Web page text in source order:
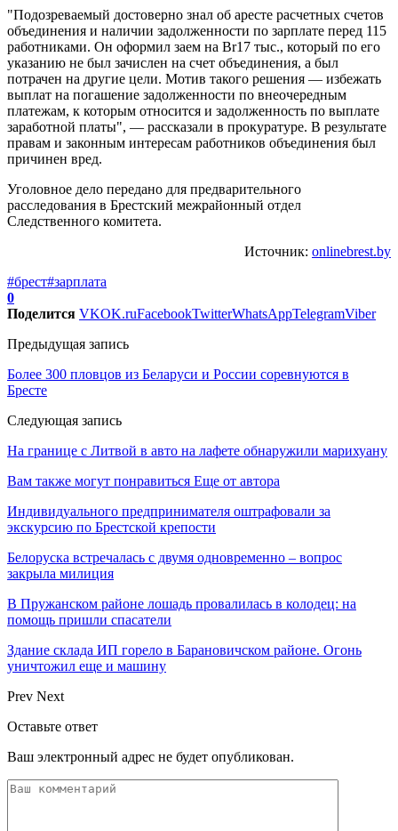
"Подозреваемый достоверно знал об аресте расчетных счетов
объединения и наличии задолженности по зарплате перед 115
работниками. Он оформил заем на Br17 тыс., который по его
указанию не был зачислен на счет объединения, а был
потрачен на другие цели. Мотив такого решения — избежать
выплат на погашение задолженности по внеочередным
платежам, к которым относится и задолженность по выплате
заработной платы", — рассказали в прокуратуре. В результате
правам и законным интересам работников объединения был
причинен вред.
Уголовное дело передано для предварительного
расследования в Брестский межрайонный отдел
Следственного комитета.
Источник: onlinebrest.by
#брест#зарплата
0
Поделится VKOK.ruFacebookTwitterWhatsAppTelegramViber
Предыдущая запись
Более 300 пловцов из Беларуси и России соревнуются в
Бресте
Следующая запись
На границе с Литвой в авто на лафете обнаружили марихуану
Вам также могут понравиться Еще от автора
Индивидуального предпринимателя оштрафовали за
экскурсию по Брестской крепости
Белоруска встречалась с двумя одновременно – вопрос
закрыла милиция
В Пружанском районе лошадь провалилась в колодец: на
помощь пришли спасатели
Здание склада ИП горело в Барановичском районе. Огонь
уничтожил еще и машину
Prev Next
Оставьте ответ
Ваш электронный адрес не будет опубликован.